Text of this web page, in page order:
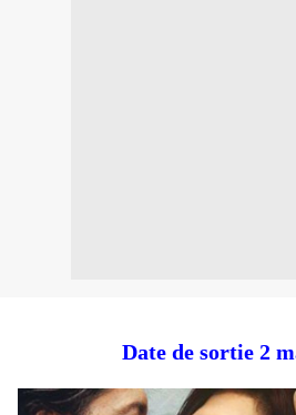
Date de sortie 2